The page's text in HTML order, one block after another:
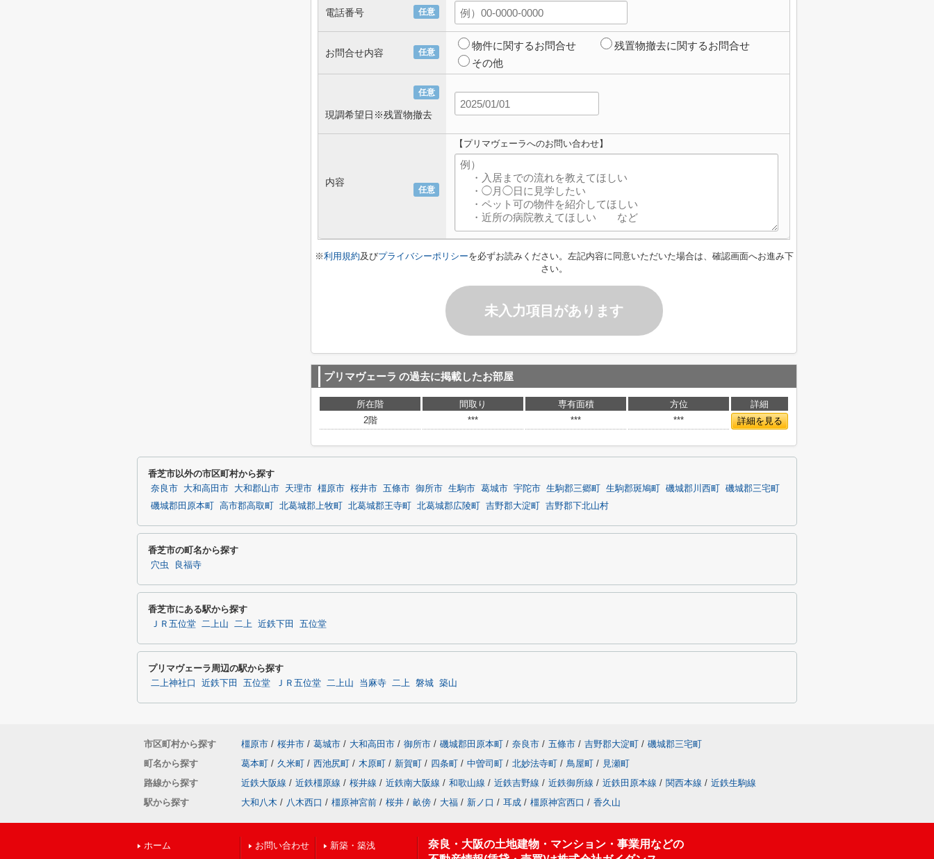
任意
電話番号
任意
お問合せ内容
物件に関するお問合せ
残置物撤去に関するお問合せ
その他
任意
現調希望日※残置物撤去
任意
内容
【プリマヴェーラへのお問い合わせ】
※利用規約及びプライバシーポリシーを必ずお読みください。左記内容に同意いただいた場合は、確認画面へお進み下
さい。
未入力項目があります
プリマヴェーラ の過去に掲載したお部屋
所在階 間取り 専有面積 方位
詳細
2階
*** *** *** 詳細を見る
香芝市以外の市区町村から探す
奈良市 大和高田市 大和郡山市 天理市 橿原市 桜井市 五條市 御所市 生駒市 葛城市 宇陀市 生駒郡三郷町 生駒郡斑鳩町 磯城郡川西町
磯城郡三宅町
磯城郡田原本町
高市郡高取町 北葛城郡上牧町 北葛城郡王寺町 北葛城郡広陵町 吉野郡大淀町 吉野郡下北山村
香芝市の町名から探す
穴虫 良福寺
香芝市にある駅から探す
ＪＲ五位堂 二上山 二上 近鉄下田 五位堂
プリマヴェーラ周辺の駅から探す
二上神社口 近鉄下田 五位堂 ＪＲ五位堂 二上山 当麻寺 二上 磐城 築山
市区町村から探す 橿原市 / 桜井市 / 葛城市 / 大和高田市 / 御所市 / 磯城郡田原本町 / 奈良市 / 五條市 / 吉野郡大淀町 / 磯城郡三宅町
町名から探す
葛本町 / 久米町 / 西池尻町 / 木原町 / 新賀町 / 四条町 / 中曽司町 / 北妙法寺町 / 鳥屋町 / 見瀬町
路線から探す
近鉄大阪線 / 近鉄橿原線 / 桜井線 / 近鉄南大阪線 / 和歌山線 / 近鉄吉野線 / 近鉄御所線 / 近鉄田原本線 / 関西本線 / 近鉄生駒線
駅から探す
大和八木 / 八木西口 / 橿原神宮前 / 桜井 / 畝傍 / 大福 / 新ノ口 / 耳成 / 橿原神宮西口 / 香久山
ホーム
お問い合わせ
新築・築浅
奈良・大阪の土地建物・マンション・事業用などの